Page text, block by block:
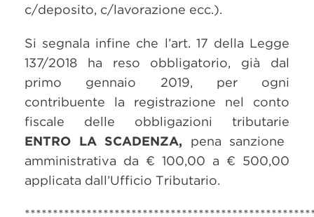
c/deposito, c/lavorazione ecc.).
Si segnala infine che l’art. 17 della Legge
137/2018 ha reso obbligatorio, già dal
primo gennaio 2019, per ogni
contribuente la registrazione nel conto
fiscale delle obbligazioni tributarie
ENTRO LA SCADENZA, pena sanzione
amministrativa da € 100,00 a € 500,00
applicata dall’Ufficio Tributario.